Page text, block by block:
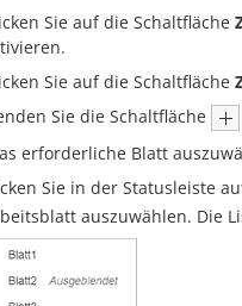
Sie auf die Schaltfläche
Sie auf die Schaltfläche
Sie die Schaltfläche
erforderliche Blatt
Sie in der Statusleiste
auszuwählen. Die